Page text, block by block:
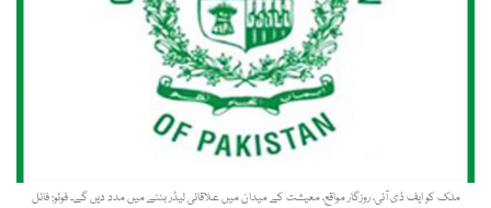
ملک کو ایف ڈی آئی، روزگار مواقع، معیشت کے میدان میں علاقائی لیڈر بننے میں مدد دیں گے۔ فوٹو: فائل